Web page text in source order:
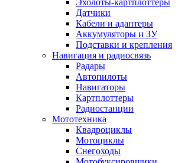
Эхолоты-картплоттеры
Датчики
Кабели и адаптеры
Аккумуляторы и ЗУ
Подставки и крепления
Навигация и радиосвязь
Радары
Автопилоты
Навигаторы
Картплоттеры
Радиостанции
Мототехника
Квадроциклы
Мотоциклы
Снегоходы